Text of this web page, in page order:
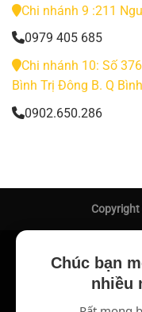
Chi nhánh 9 :211
0979 405 685
Chi nhánh 10: Số
Bình Trị Đông B. Q
0902.650.286
Chúc bạn
nhiều